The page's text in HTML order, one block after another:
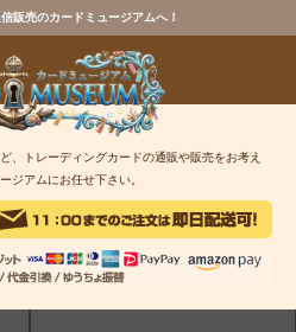
販売のカードミュージアムへ！
、トレーディングカードの通販や販売をお考え
ジアムにお任せ下さい。